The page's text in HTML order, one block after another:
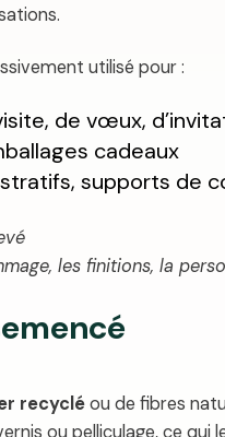
utilisé pour :
de vœux,
cadeaux
supports de
les finitions, la
recycléou de fibres
ou pelliculage, ce qui